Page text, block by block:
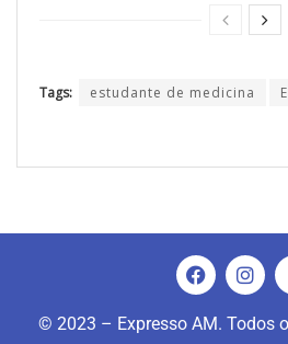
Tags: estudante de medicina
© 2023 – Expresso AM. Todos